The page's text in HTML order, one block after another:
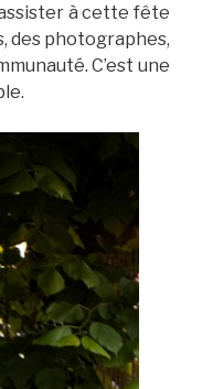
à cette fête
des photographes,
C’est une